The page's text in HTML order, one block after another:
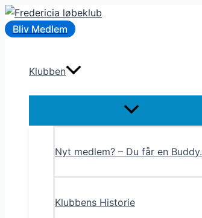
Gå
til Bliv Medlem
Klubben
Menu
Nyt medlem? – Du får en Buddy.
Klubbens Historie